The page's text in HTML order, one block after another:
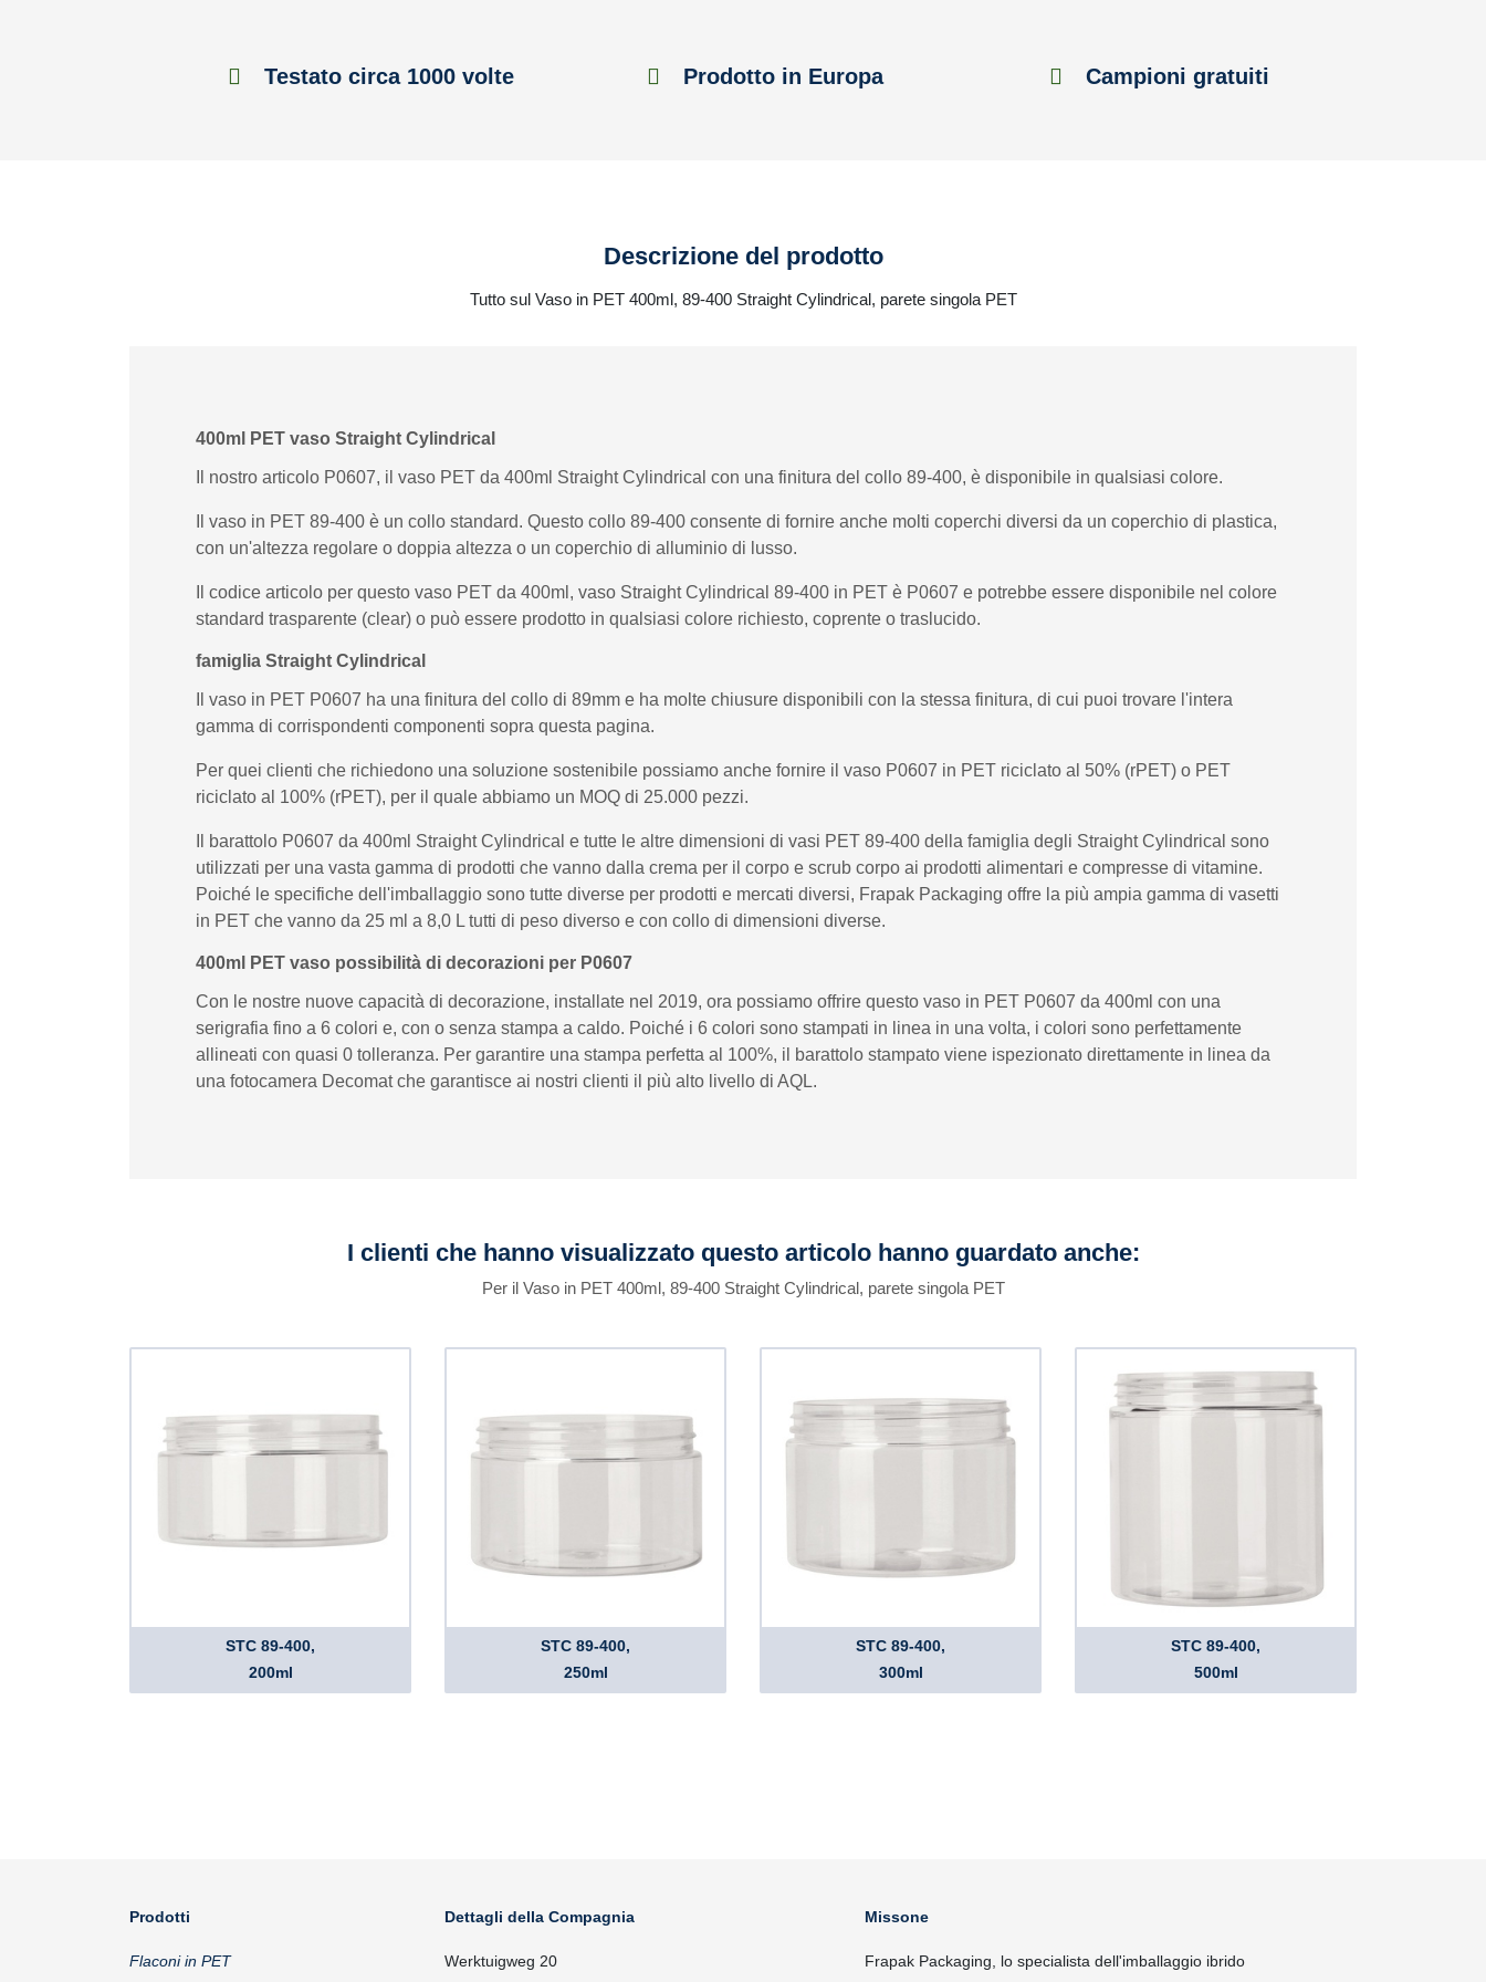
Testato circa 1000 volte Prodotto in Europa Campioni gratuiti
Descrizione del prodotto
Tutto sul Vaso in PET 400ml, 89-400 Straight Cylindrical, parete singola PET
400ml PET vaso Straight Cylindrical
Il nostro articolo P0607, il vaso PET da 400ml Straight Cylindrical con una finitura del collo 89-400, è disponibile in qualsiasi colore.
Il vaso in PET 89-400 è un collo standard. Questo collo 89-400 consente di fornire anche molti coperchi diversi da un coperchio di plastica,
con un'altezza regolare o doppia altezza o un coperchio di alluminio di lusso.
Il codice articolo per questo vaso PET da 400ml, vaso Straight Cylindrical 89-400 in PET è P0607 e potrebbe essere disponibile nel colore
standard trasparente (clear) o può essere prodotto in qualsiasi colore richiesto, coprente o traslucido.
famiglia Straight Cylindrical
Il vaso in PET P0607 ha una finitura del collo di 89mm e ha molte chiusure disponibili con la stessa finitura, di cui puoi trovare l'intera
gamma di corrispondenti componenti sopra questa pagina.
Per quei clienti che richiedono una soluzione sostenibile possiamo anche fornire il vaso P0607 in PET riciclato al 50% (rPET) o PET
riciclato al 100% (rPET), per il quale abbiamo un MOQ di 25.000 pezzi.
Il barattolo P0607 da 400ml Straight Cylindrical e tutte le altre dimensioni di vasi PET 89-400 della famiglia degli Straight Cylindrical sono
utilizzati per una vasta gamma di prodotti che vanno dalla crema per il corpo e scrub corpo ai prodotti alimentari e compresse di vitamine.
Poiché le specifiche dell'imballaggio sono tutte diverse per prodotti e mercati diversi, Frapak Packaging offre la più ampia gamma di vasetti
in PET che vanno da 25 ml a 8,0 L tutti di peso diverso e con collo di dimensioni diverse.
400ml PET vaso possibilità di decorazioni per P0607
Con le nostre nuove capacità di decorazione, installate nel 2019, ora possiamo offrire questo vaso in PET P0607 da 400ml con una
serigrafia fino a 6 colori e, con o senza stampa a caldo. Poiché i 6 colori sono stampati in linea in una volta, i colori sono perfettamente
allineati con quasi 0 tolleranza. Per garantire una stampa perfetta al 100%, il barattolo stampato viene ispezionato direttamente in linea da
una fotocamera Decomat che garantisce ai nostri clienti il ​​più alto livello di AQL.
I clienti che hanno visualizzato questo articolo hanno guardato anche:
Per il Vaso in PET 400ml, 89-400 Straight Cylindrical, parete singola PET
STC 89-400,
200ml
STC 89-400,
250ml
STC 89-400,
300ml
STC 89-400,
500ml
Prodotti
Flaconi in PET
Dettagli della Compagnia
Werktuigweg 20
Missone
Frapak Packaging, lo specialista dell'imballaggio ibrido